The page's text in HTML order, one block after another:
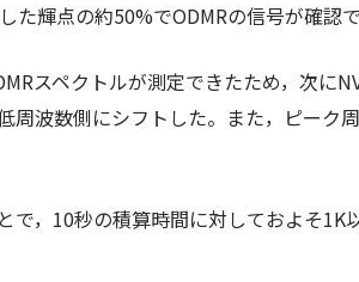
た輝点の約50%でODMRの信号が確認で
スペクトルが測定できたため，次に
周波数側にシフトした。また，ピー
で，10秒の積算時間に対しておよそ